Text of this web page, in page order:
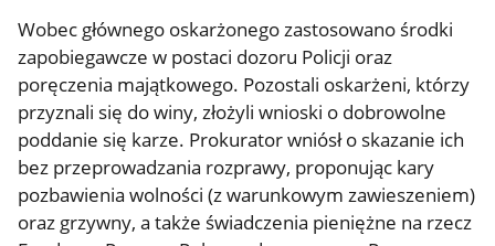
Wobec głównego oskarżonego zastosowano środki
zapobiegawcze w postaci dozoru Policji oraz
poręczenia majątkowego. Pozostali oskarżeni, którzy
przyznali się do winy, złożyli wnioski o dobrowolne
poddanie się karze. Prokurator wniósł o skazanie ich
bez przeprowadzania rozprawy, proponując kary
pozbawienia wolności (z warunkowym zawieszeniem)
oraz grzywny, a także świadczenia pieniężne na rzecz